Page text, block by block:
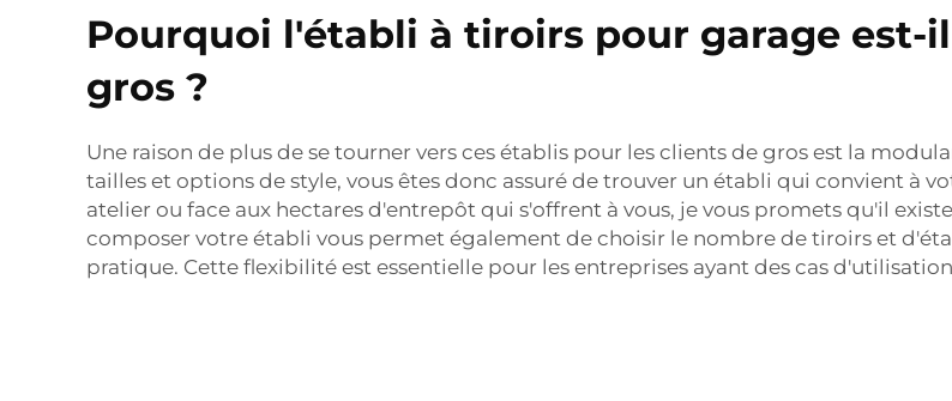
Pourquoi l'établi à tiroirs pour garage est-
gros ?
Une raison de plus de se tourner vers ces établis pour les clients de gros est la
tailles et options de style, vous êtes donc assuré de trouver un établi qui convient à
atelier ou face aux hectares d'entrepôt qui s'offrent à vous, je vous promets qu'il
composer votre établi vous permet également de choisir le nombre de tiroirs et
pratique. Cette flexibilité est essentielle pour les entreprises ayant des cas